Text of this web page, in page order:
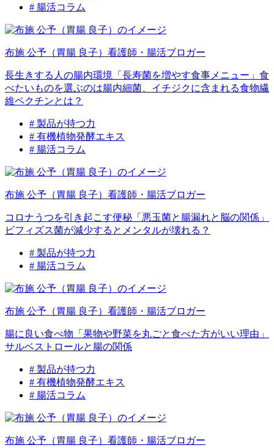
# 腸活コラム
布施 公予（胃腸 良子） 看護師・腸活ブロガー
長生きする人の腸内環境「長寿菌を増やす食事メニュー」食
べたいものを選ぶのは腸内細菌、イチジクに含まれる食物繊
維ペクチンとは？
# 製品が持つ力
# 有機植物発酵エキス
# 腸活コラム
布施 公予（胃腸 良子） 看護師・腸活ブロガー
コロナうつを引き起こす便秘「悪玉菌と腸漏れと脳の関係」
ビフィズス菌が減少するとメンタルが壊れる？
# 製品が持つ力
# 腸活コラム
布施 公予（胃腸 良子） 看護師・腸活ブロガー
腸に良い食べ物「果物や野菜を丸ごと食べた方がいい理由」
サルベストロールと腸の関係
# 製品が持つ力
# 有機植物発酵エキス
# 腸活コラム
布施 公予（胃腸 良子） 看護師・腸活ブロガー